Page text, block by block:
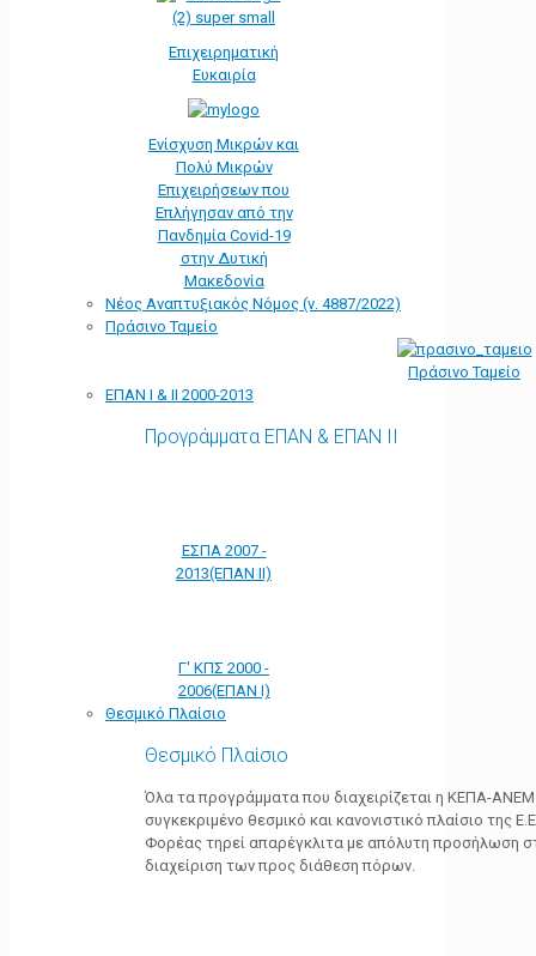
Επιχειρηματική
Ευκαιρία
Ενίσχυση Μικρών και
Πολύ Μικρών
Επιχειρήσεων που
Επλήγησαν από την
Πανδημία Covid-19
στην Δυτική
Μακεδονία
Νέος Αναπτυξιακός Νόμος (ν. 4887/2022)
Πράσινο Ταμείο
Πράσινο Ταμείο
ΕΠΑΝ Ι & ΙΙ 2000-2013
Προγράμματα ΕΠΑΝ & ΕΠΑΝ ΙΙ
ΕΣΠΑ 2007 -
2013(ΕΠΑΝ ΙΙ)
Γ' ΚΠΣ 2000 -
2006(ΕΠΑΝ Ι)
Θεσμικό Πλαίσιο
Θεσμικό Πλαίσιο
Όλα τα προγράμματα που διαχειρίζεται η ΚΕΠΑ-
συγκεκριμένο θεσμικό και κανονιστικό πλαίσιο της
Φορέας τηρεί απαρέγκλιτα με απόλυτη προσήλωση
διαχείριση των προς διάθεση πόρων.